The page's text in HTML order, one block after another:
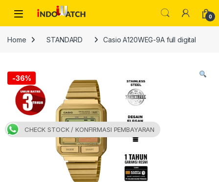
Open 0
Home STANDARD Casio A120WEG-9A full digital
-36%
CHECK STOCK / KONFIRMASI PEMBAYARAN